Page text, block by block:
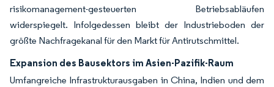
risikomanagement-gesteuerten Betriebsabläufen
widerspiegelt. Infolgedessen bleibt der Industrieboden der
größte Nachfragekanal für den Markt für Antirutschmittel.
Expansion des Bausektors im Asien-Pazifik-Raum
Umfangreiche Infrastrukturausgaben in China, Indien und dem